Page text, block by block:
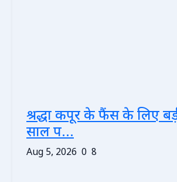
श्रद्धा कपूर के फैंस के लिए
साल प...
Aug 5, 2026 0 8